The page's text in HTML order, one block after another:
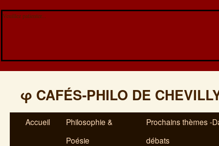
Veuillez patienter...
φ CAFÉS-PHILO DE
Accueil
Philosophie &
Poésie
Prochains thèmes -
débats